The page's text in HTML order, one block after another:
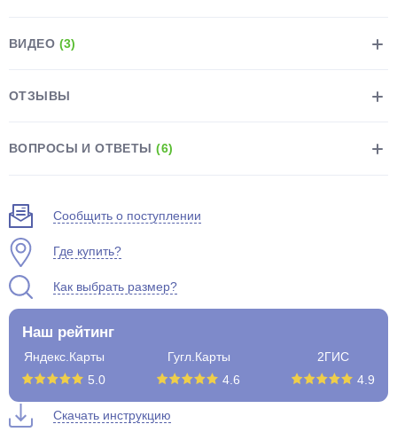
ВИДЕО (3)
ОТЗЫВЫ
ВОПРОСЫ И ОТВЕТЫ(6)
Сообщить о поступлении
Где купить?
Как выбрать размер?
Наш рейтинг
Яндекс.Карты
5.0
Гугл.Карты
4.6
2ГИС
4.9
Скачать инструкцию